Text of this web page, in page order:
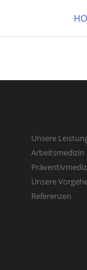
Unsere
Arbeitsmedizin
Unsere
Referenzen